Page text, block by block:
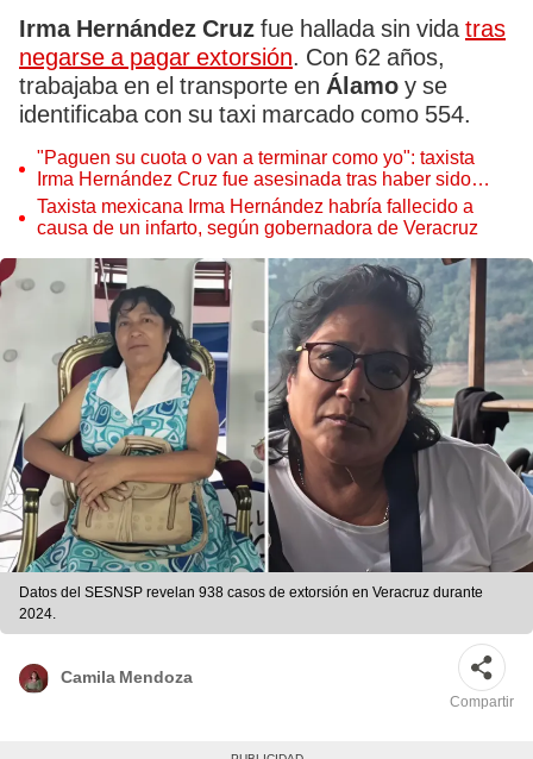
Irma Hernández Cruz fue hallada sin vida tras
negarse a pagar extorsión. Con 62 años,
trabajaba en el transporte en Álamo y se
identificaba con su taxi marcado como 554.
"Paguen su cuota o van a terminar como yo": taxista
Irma Hernández Cruz fue asesinada tras haber sido
secuestrada en Veracruz
Taxista mexicana Irma Hernández habría fallecido a
causa de un infarto, según gobernadora de Veracruz
Datos del SESNSP revelan 938 casos de extorsión en Veracruz durante
2024.
Camila Mendoza
Compartir